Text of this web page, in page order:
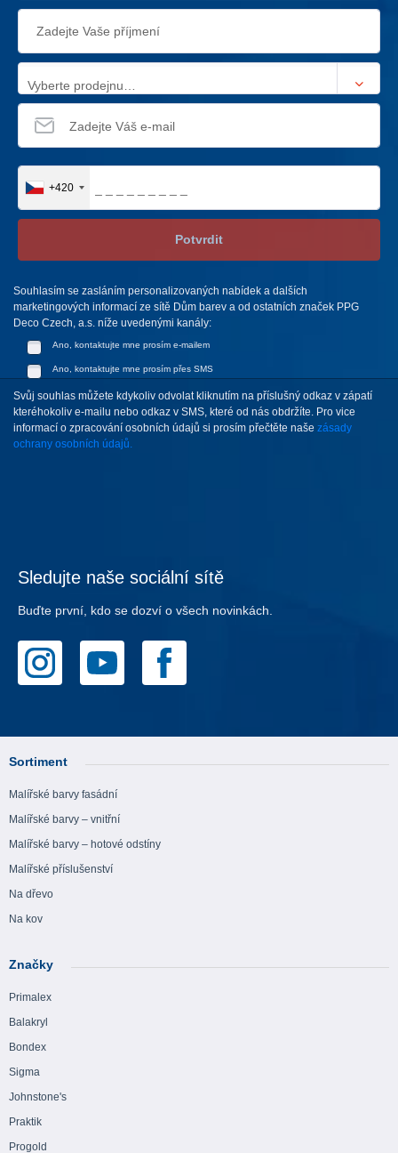
Vyberte prodejnu…
+420
Potvrdit
Souhlasím se zasláním personalizovaných nabídek a dalších
marketingových informací ze sítě Dům barev a od ostatních značek PPG
Deco Czech, a.s. níže uvedenými kanály:
Ano, kontaktujte mne prosím e-mailem
Ano, kontaktujte mne prosím přes SMS
Svůj souhlas můžete kdykoliv odvolat kliknutím na příslušný odkaz v zápatí
kteréhokoliv e-mailu nebo odkaz v SMS, které od nás obdržíte. Pro vice
informací o zpracování osobních údajů si prosím přečtěte naše zásady
ochrany osobních údajů.
Sledujte naše sociální sítě
Buďte první, kdo se dozví o všech novinkách.
Sortiment
Malířské barvy fasádní
Malířské barvy – vnitřní
Malířské barvy – hotové odstíny
Malířské příslušenství
Na dřevo
Na kov
Značky
Primalex
Balakryl
Bondex
Sigma
Johnstone's
Praktik
Progold